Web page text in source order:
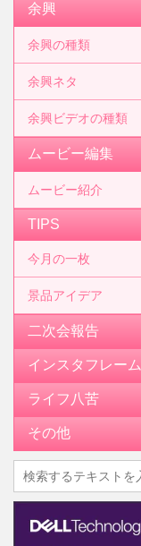
余興
余興の種類
余興ネタ
余興ビデオの種類
ムービー編集
ムービー紹介
TIPS
今月の一枚
景品アイデア
二次会報告
インスタフレーム
ライフ八苦
その他